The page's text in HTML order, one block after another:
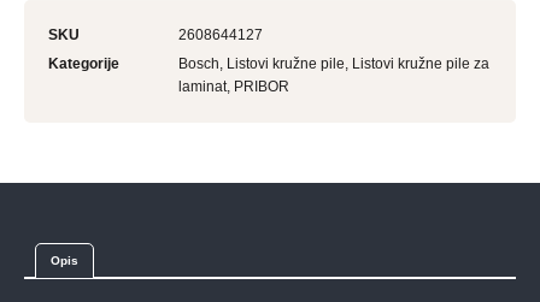
SKU
2608644127
Kategorije
Bosch, Listovi kružne pile, Listovi kružne pile za
laminat, PRIBOR
Opis